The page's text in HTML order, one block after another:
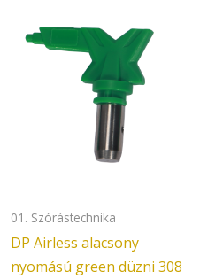
01. Szórástechnika
DP Airless alacsony
nyomású green düzni 308